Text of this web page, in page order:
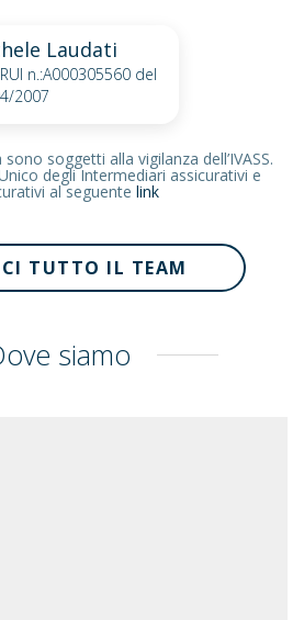
Laudati
n.:A000305560 del
2007
soggetti alla vigilanza dell’IVASS.
degli Intermediari assicurativi e
al seguente link
TUTTO IL TEAM
siamo